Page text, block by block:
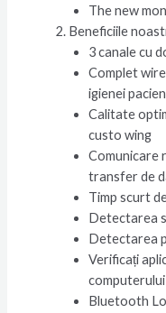
The new
Beneficiile
3 canale cu
Complet
igienei
Calitate
custo wing
Comunicare
transfer de
Timp scurt
Detectarea
Detectarea
Verificați
computerului
Bluetooth